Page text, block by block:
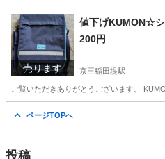
神奈川 川崎市 京王稲田堤駅
売ります
値下げKUMON☆
200円
京王稲田堤駅
ご覧いただきありがとうございます。
ページTOPへ
投稿